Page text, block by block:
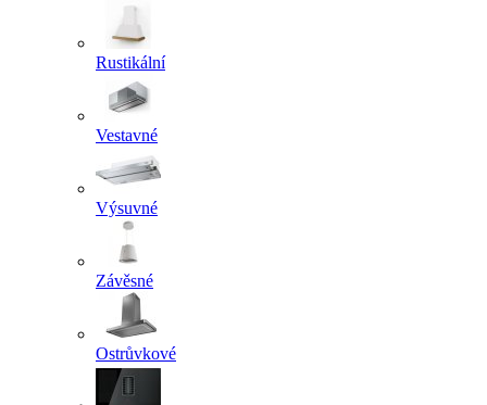
Rustikální
Vestavné
Výsuvné
Závěsné
Ostrůvkové